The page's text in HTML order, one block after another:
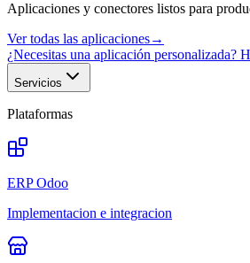
Aplicaciones y conectores listos para
Ver todas las aplicaciones→
¿Necesitas una aplicación personalizada?
Servicios
Plataformas
ERP Odoo
Implementacion e integracion